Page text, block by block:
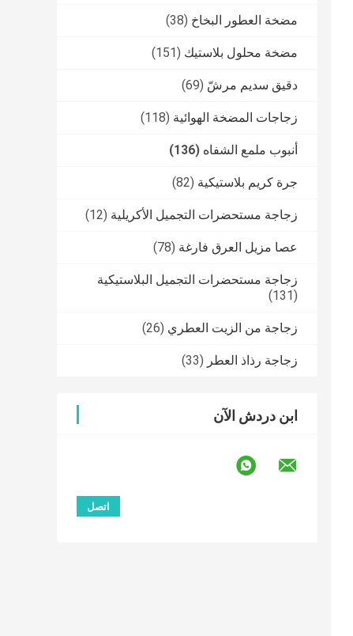
مضخة العطور البخاخ (38)
مضخة محلول بلاستيك (151)
دقيق سديم مرشّ (69)
زجاجات المضخة الهوائية (118)
أنبوب ملمع الشفاه (136)
جرة كريم بلاستيكية (82)
زجاجة مستحضرات التجميل الأكريلية (12)
عصا مزيل العرق فارغة (78)
زجاجة مستحضرات التجميل البلاستيكية
(131)
زجاجة من الزيت العطري (26)
زجاجة رذاذ العطر (33)
ابن دردش الآن